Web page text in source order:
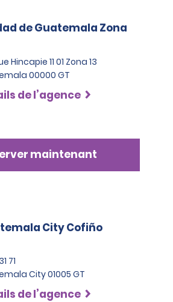
de Guatemala Zona
Hincapie 11 01 Zona 13
00000 GT
de l’agence
maintenant
City Cofiño
71
City 01005 GT
de l’agence